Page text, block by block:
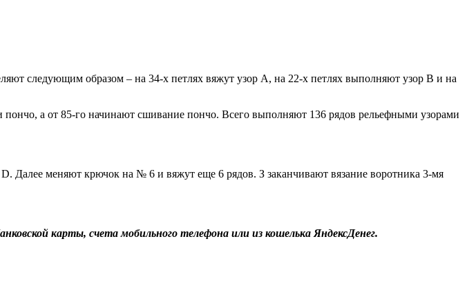
следующим образом – на 34-х петлях вяжут узор А, на 22-х петлях выполняют узор В и на
а от 85-го начинают сшивание пончо. Всего выполняют 136 рядов рельефными узорами
меняют крючок на № 6 и вяжут еще 6 рядов. З заканчивают вязание воротника 3-мя
карты, счета мобильного телефона или из кошелька ЯндексДенег.